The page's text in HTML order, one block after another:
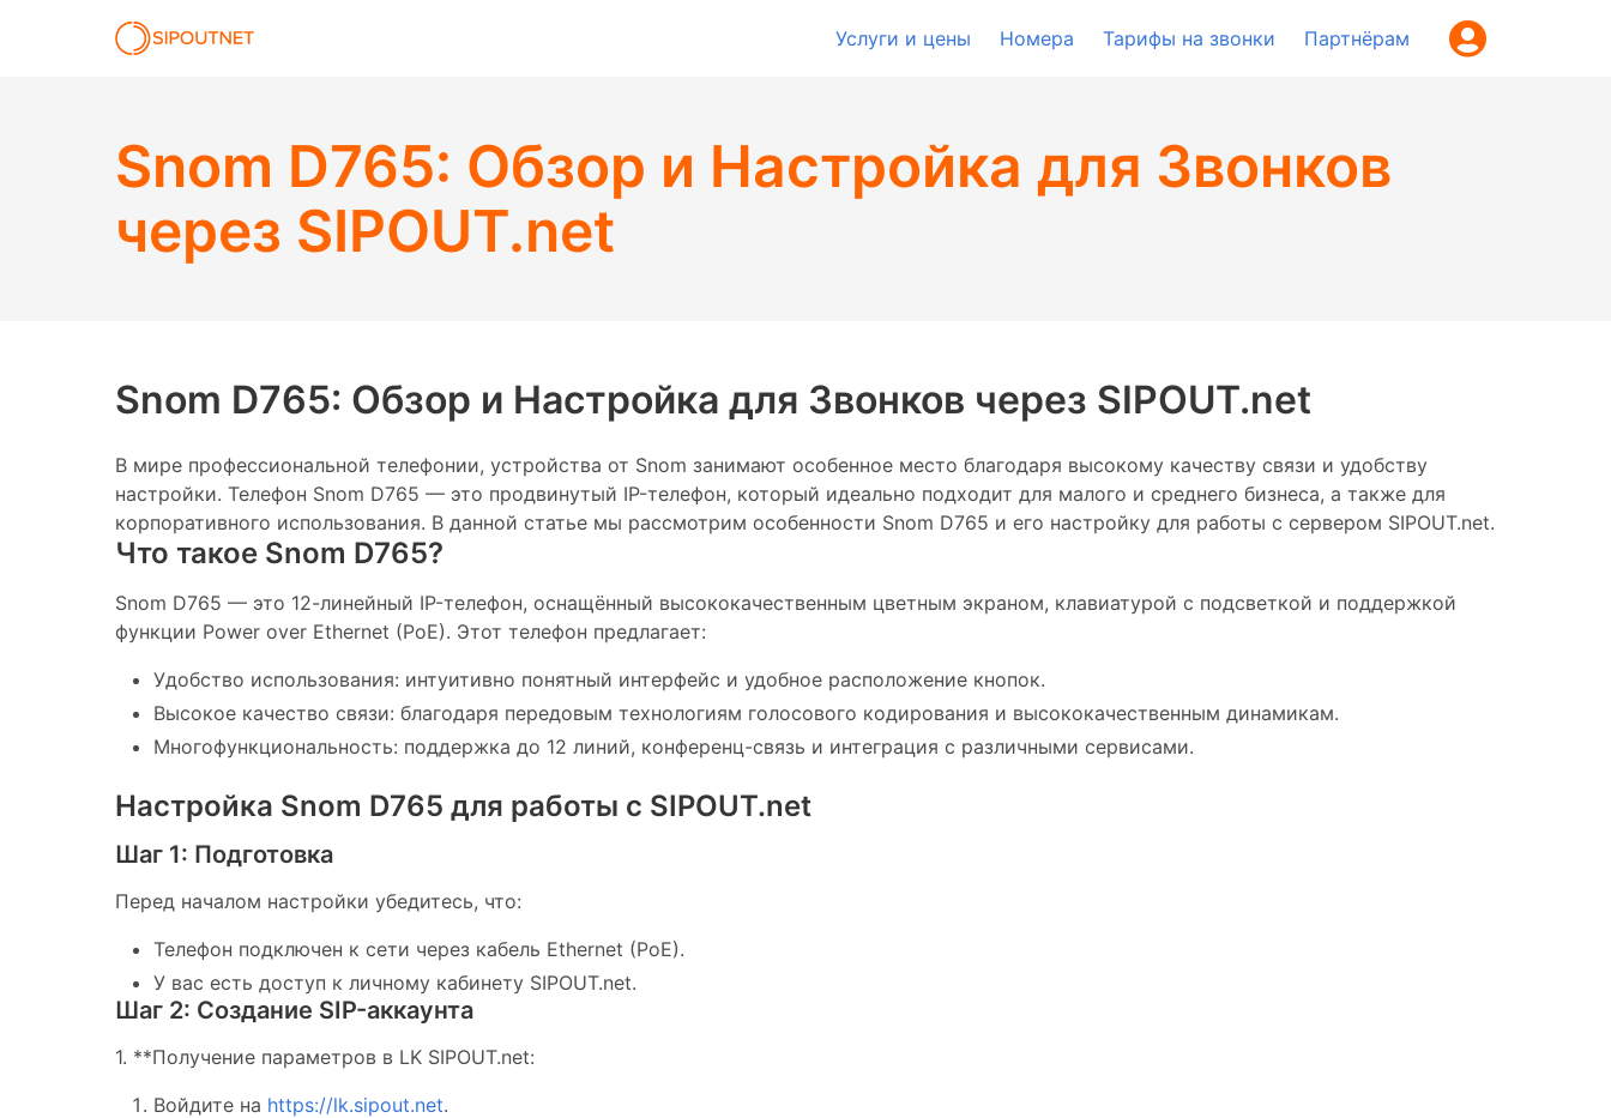
Услуги и цены Номера Тарифы на звонки Партнёрам
Snom D765: Обзор и Настройка для Звонков
через SIPOUT.net
Snom D765: Обзор и Настройка для Звонков через SIPOUT.net
В мире профессиональной телефонии, устройства от Snom занимают особенное место благодаря высокому качеству связи и удобству
настройки. Телефон Snom D765 — это продвинутый IP-телефон, который идеально подходит для малого и среднего бизнеса, а также для
корпоративного использования. В данной статье мы рассмотрим особенности Snom D765 и его настройку для работы с сервером SIPOUT.net.
Что такое Snom D765?
Snom D765 — это 12-линейный IP-телефон, оснащённый высококачественным цветным экраном, клавиатурой с подсветкой и поддержкой
функции Power over Ethernet (PoE). Этот телефон предлагает:
Удобство использования: интуитивно понятный интерфейс и удобное расположение кнопок.
Высокое качество связи: благодаря передовым технологиям голосового кодирования и высококачественным динамикам.
Многофункциональность: поддержка до 12 линий, конференц-связь и интеграция с различными сервисами.
Настройка Snom D765 для работы с SIPOUT.net
Шаг 1: Подготовка
Перед началом настройки убедитесь, что:
Телефон подключен к сети через кабель Ethernet (PoE).
У вас есть доступ к личному кабинету SIPOUT.net.
Шаг 2: Создание SIP-аккаунта
1. **Получение параметров в LK SIPOUT.net:
Войдите на https://lk.sipout.net.